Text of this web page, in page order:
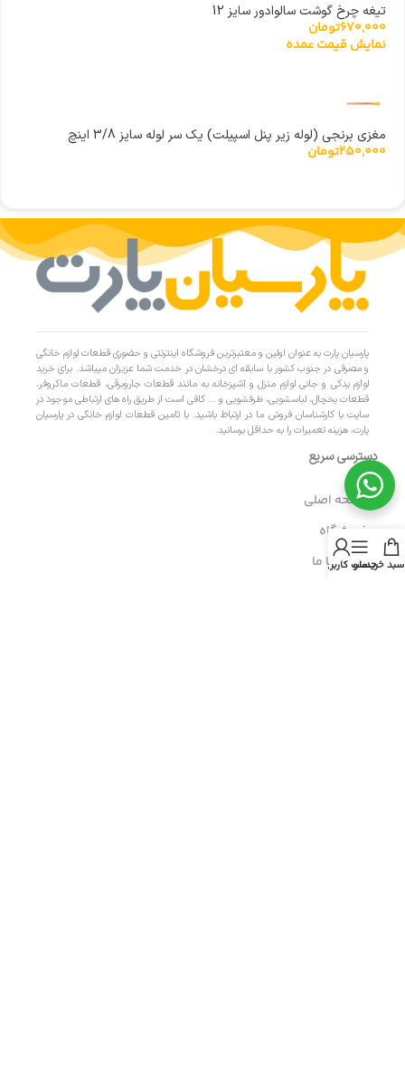
تیغه چرخ گوشت سالوادور سایز 12
670,000تومان
نمایش قیمت عمده
مغزی برنجی (لوله زیر پنل اسپیلت) یک سر لوله سایز 3/8 اینچ
250,000تومان
پارسیان پارت به عنوان اولین و معتبرترین فروشگاه اینترنتی و حضوری قطعات لوازم خانگی
و مصرفی در جنوب کشور با سابقه ای درخشان در خدمت شما عزیزان میباشد. برای خرید
لوازم یدکی و جانی لوازم منزل و آشپزخانه به مانند قطعات جاروبرقی، قطعات ماکروفر،
قطعات یخچال، لباسشویی، ظرفشویی و … کافی است از طریق راه های ارتباطی موجود در
سایت با کارشناسان فروش ما در ارتباط باشید. با تامین قطعات لوازم خانگی در پارسیان
پارت، هزینه تعمیرات را به حداقل برسانید.
دسترسی سریع
- صفحه اصلی
- فروشگاه
- تماس با ماسبد خریدمنو
حساب کاربری من